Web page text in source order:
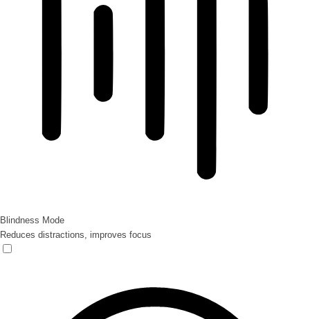
Blindness Mode
Reduces distractions, improves focus